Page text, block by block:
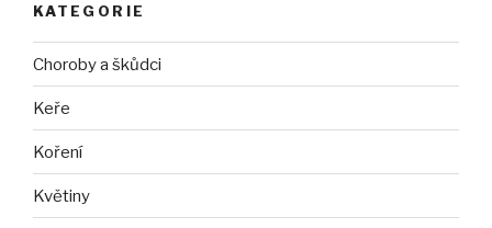
KATEGORIE
Choroby a škůdci
Keře
Koření
Květiny